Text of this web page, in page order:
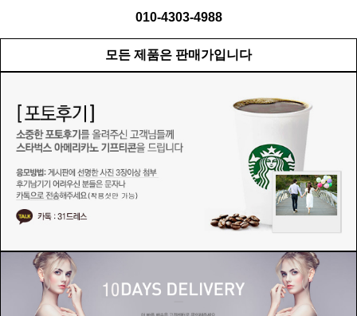
010-4303-4988
모든 제품은 판매가입니다